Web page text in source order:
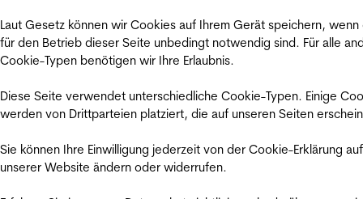
Laut Gesetz können wir Cookies auf Ihrem Gerät speichern, wenn
für den Betrieb dieser Seite unbedingt notwendig sind. Für alle
Cookie-Typen benötigen wir Ihre Erlaubnis.
Diese Seite verwendet unterschiedliche Cookie-Typen. Einige
werden von Drittparteien platziert, die auf unseren Seiten
Sie können Ihre Einwilligung jederzeit von der Cookie-Erklärung auf
unserer Website ändern oder widerrufen.